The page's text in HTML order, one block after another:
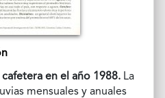
en el año 1988. La
mensuales y anuales